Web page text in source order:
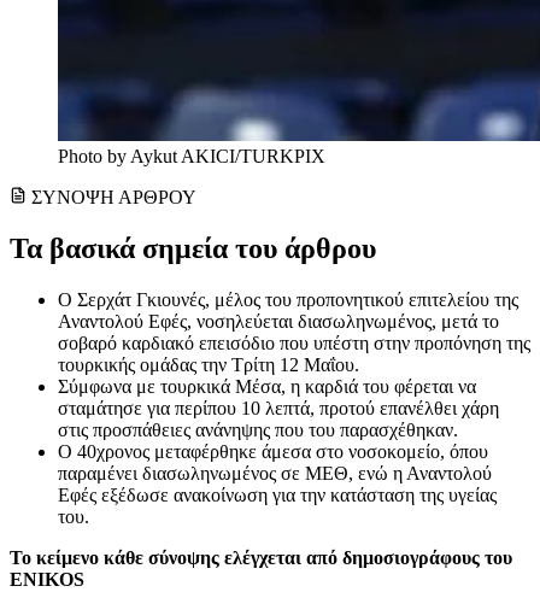
Photo by Aykut AKICI/TURKPIX
ΣΥΝΟΨΗ ΑΡΘΡΟΥ
Τα βασικά σημεία του άρθρου
Ο Σερχάτ Γκιουνές, μέλος του προπονητικού επιτελείου της
Αναντολού Εφές, νοσηλεύεται διασωληνωμένος, μετά το
σοβαρό καρδιακό επεισόδιο που υπέστη στην προπόνηση της
τουρκικής ομάδας την Τρίτη 12 Μαΐου.
Σύμφωνα με τουρκικά Μέσα, η καρδιά του φέρεται να
σταμάτησε για περίπου 10 λεπτά, προτού επανέλθει χάρη
στις προσπάθειες ανάνηψης που του παρασχέθηκαν.
Ο 40χρονος μεταφέρθηκε άμεσα στο νοσοκομείο, όπου
παραμένει διασωληνωμένος σε ΜΕΘ, ενώ η Αναντολού
Εφές εξέδωσε ανακοίνωση για την κατάσταση της υγείας
του.
Το κείμενο κάθε σύνοψης ελέγχεται από δημοσιογράφους του
ENIKOS